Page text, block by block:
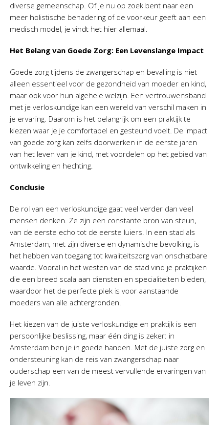
diverse gemeenschap. Of je nu op zoek bent naar een
meer holistische benadering of de voorkeur geeft aan een
medisch model, je vindt het hier allemaal.
Het Belang van Goede Zorg: Een Levenslange Impact
Goede zorg tijdens de zwangerschap en bevalling is niet
alleen essentieel voor de gezondheid van moeder en kind,
maar ook voor hun algehele welzijn. Een vertrouwensband
met je verloskundige kan een wereld van verschil maken in
je ervaring. Daarom is het belangrijk om een praktijk te
kiezen waar je je comfortabel en gesteund voelt. De impact
van goede zorg kan zelfs doorwerken in de eerste jaren
van het leven van je kind, met voordelen op het gebied van
ontwikkeling en hechting.
Conclusie
De rol van een verloskundige gaat veel verder dan veel
mensen denken. Ze zijn een constante bron van steun,
van de eerste echo tot de eerste luiers. In een stad als
Amsterdam, met zijn diverse en dynamische bevolking, is
het hebben van toegang tot kwaliteitszorg van onschatbare
waarde. Vooral in het westen van de stad vind je praktijken
die een breed scala aan diensten en specialiteiten bieden,
waardoor het de perfecte plek is voor aanstaande
moeders van alle achtergronden.
Het kiezen van de juiste verloskundige en praktijk is een
persoonlijke beslissing, maar één ding is zeker: in
Amsterdam ben je in goede handen. Met de juiste zorg en
ondersteuning kan de reis van zwangerschap naar
ouderschap een van de meest vervullende ervaringen van
je leven zijn.